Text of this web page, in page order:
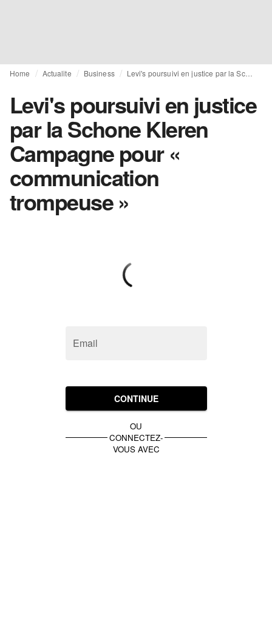
Home Actualite Business Levi's poursuivi en justice par la Schone Kleren Campagne pour « communication trompeuse »
Levi's poursuivi en justice
par la Schone Kleren
Campagne pour «
communication
trompeuse »
Email
CONTINUE
OU
CONNECTEZ-
VOUS AVEC